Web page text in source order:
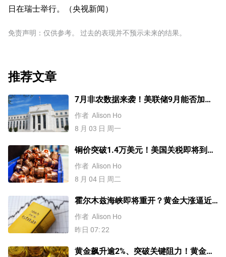
日在瑞士举行。（央视新闻）
免责声明：仅供参考。 过去的表现并不预示未来的结果。
推荐文章
7月非农数据来袭！美联储9月能否加
息？黄金、美元行情一触即发
作者 Alison Ho
8 月 03 日 周一
铜价突破1.4万美元！美国关税即将到
来？未来会再创新高吗？
作者 Alison Ho
8 月 04 日 周二
霍尔木兹海峡即将重开？黄金大涨逼近
4200美元！原油价格3连跌
作者 Alison Ho
昨日 07: 22
黄金飙升逾2%、突破关键阻力！黄金、